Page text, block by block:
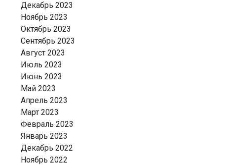
Декабрь 2023
Ноябрь 2023
Октябрь 2023
Сентябрь 2023
Август 2023
Июль 2023
Июнь 2023
Май 2023
Апрель 2023
Март 2023
Февраль 2023
Январь 2023
Декабрь 2022
Ноябрь 2022